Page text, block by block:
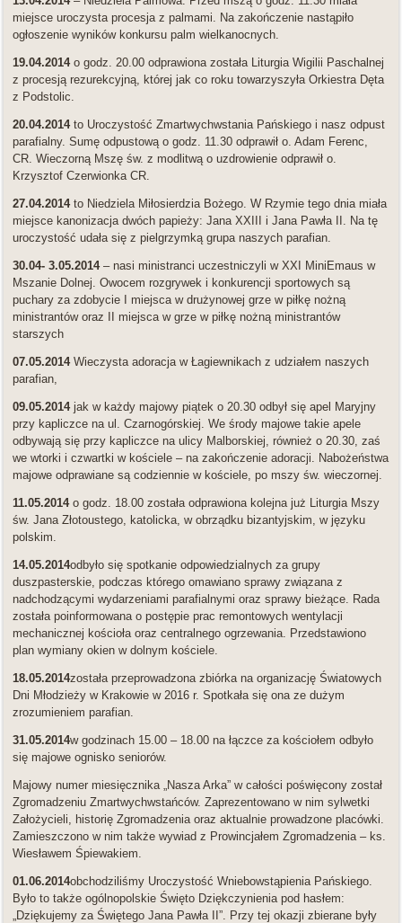
miejsce uroczysta procesja z palmami. Na zakończenie nastąpiło
ogłoszenie wyników konkursu palm wielkanocnych.
19.04.2014o godz. 20.00 odprawiona została Liturgia Wigilii Paschalnej
z procesją rezurekcyjną, której jak co roku towarzyszyła Orkiestra Dęta
z Podstolic.
20.04.2014to Uroczystość Zmartwychwstania Pańskiego i nasz odpust
parafialny. Sumę odpustową o godz. 11.30 odprawił o. Adam Ferenc,
CR. Wieczorną Mszę św. z modlitwą o uzdrowienie odprawił o.
Krzysztof Czerwionka CR.
27.04.2014to Niedziela Miłosierdzia Bożego. W Rzymie tego dnia miała
miejsce kanonizacja dwóch papieży: Jana XXIII i Jana Pawła II. Na tę
uroczystość udała się z pielgrzymką grupa naszych parafian.
30.04- 3.05.2014– nasi ministranci uczestniczyli w XXI MiniEmaus w
Mszanie Dolnej. Owocem rozgrywek i konkurencji sportowych są
puchary za zdobycie I miejsca w drużynowej grze w piłkę nożną
ministrantów oraz II miejsca w grze w piłkę nożną ministrantów
starszych
07.05.2014Wieczysta adoracja w Łagiewnikach z udziałem naszych
parafian,
09.05.2014jak w każdy majowy piątek o 20.30 odbył się apel Maryjny
przy kapliczce na ul. Czarnogórskiej. We środy majowe takie apele
odbywają się przy kapliczce na ulicy Malborskiej, również o 20.30, zaś
we wtorki i czwartki w kościele – na zakończenie adoracji. Nabożeństwa
majowe odprawiane są codziennie w kościele, po mszy św. wieczornej.
11.05.2014o godz. 18.00 została odprawiona kolejna już Liturgia Mszy
św. Jana Złotoustego, katolicka, w obrządku bizantyjskim, w języku
polskim.
14.05.2014odbyło się spotkanie odpowiedzialnych za grupy
duszpasterskie, podczas którego omawiano sprawy związana z
nadchodzącymi wydarzeniami parafialnymi oraz sprawy bieżące. Rada
została poinformowana o postępie prac remontowych wentylacji
mechanicznej kościoła oraz centralnego ogrzewania. Przedstawiono
plan wymiany okien w dolnym kościele.
18.05.2014została przeprowadzona zbiórka na organizację Światowych
Dni Młodzieży w Krakowie w 2016 r. Spotkała się ona ze dużym
zrozumieniem parafian.
31.05.2014w godzinach 15.00 – 18.00 na łączce za kościołem odbyło
się majowe ognisko seniorów.
Majowy numer miesięcznika „Nasza Arka” w całości poświęcony został
Zgromadzeniu Zmartwychwstańców. Zaprezentowano w nim sylwetki
Założycieli, historię Zgromadzenia oraz aktualnie prowadzone placówki.
Zamieszczono w nim także wywiad z Prowincjałem Zgromadzenia – ks.
Wiesławem Śpiewakiem.
01.06.2014obchodziliśmy Uroczystość Wniebowstąpienia Pańskiego.
Było to także ogólnopolskie Święto Dziękczynienia pod hasłem:
„Dziękujemy za Świętego Jana Pawła II”. Przy tej okazji zbierane były